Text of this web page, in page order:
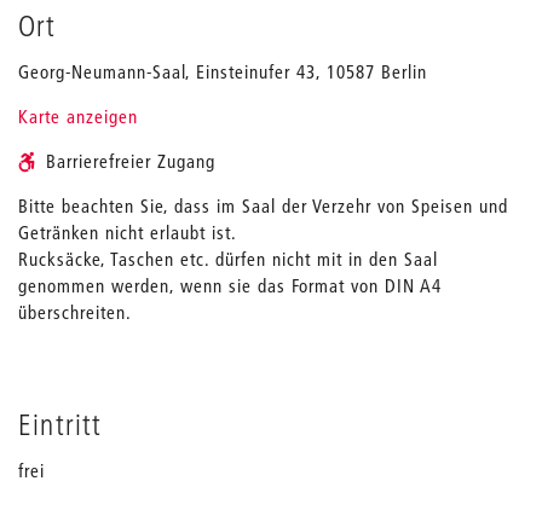
Ort
Georg-Neumann-Saal, Einsteinufer 43, 10587 Berlin
Karte anzeigen
Barrierefreier Zugang
Bitte beachten Sie, dass im Saal der Verzehr von Speisen und
Getränken nicht erlaubt ist.
Rucksäcke, Taschen etc. dürfen nicht mit in den Saal
genommen werden, wenn sie das Format von DIN A4
überschreiten.
Eintritt
frei